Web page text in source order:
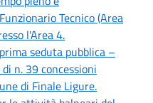
Tecnico (Area
l'Area 4.
seduta pubblica –
n. 39 concessioni
di Finale Ligure.